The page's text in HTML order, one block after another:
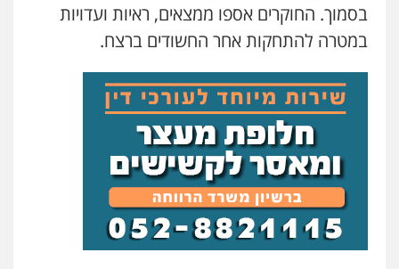
עו"ד אסף גונן
פלילי פשע חמור תעבורה צבא
0542255161
גל דהן – משרד עורך דין פלילי
פלילי פשיעה חמורה סמים מעצרים
וחקירות
0544723840
עו"ד ראוף נג'אר
פלילי עורכי דין לענייני אסירים מעצרים
בסמוך. החוקרים אספו ממצאים, ראיות ועדויות
במטרה להתחקות אחר החשודים ברצח.